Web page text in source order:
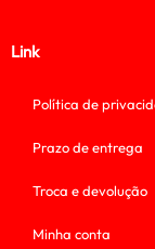
Link
Política de
Prazo de entrega
Troca e devolução
Minha conta